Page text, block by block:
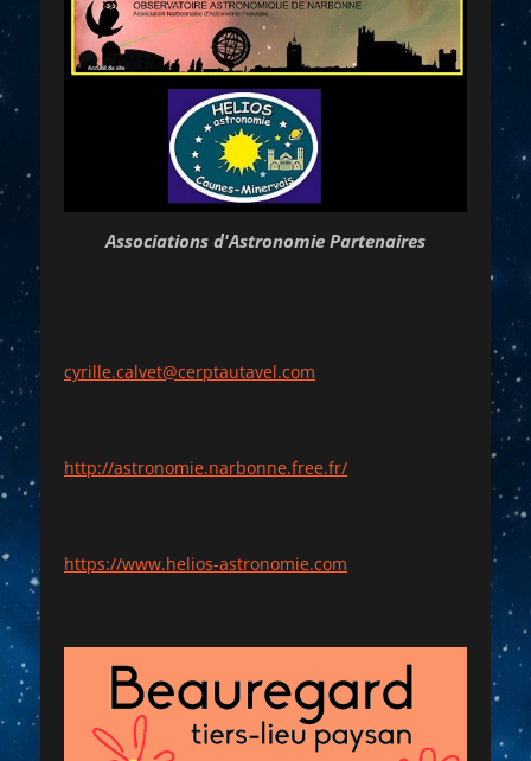
Associations d'Astronomie Partenaires
cyrille.calvet@cerptautavel.com
http://astronomie.narbonne.free.fr/
https://www.helios-astronomie.com